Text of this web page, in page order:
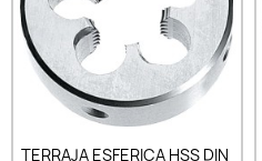
TERRAJA ESFERICA HSS DIN